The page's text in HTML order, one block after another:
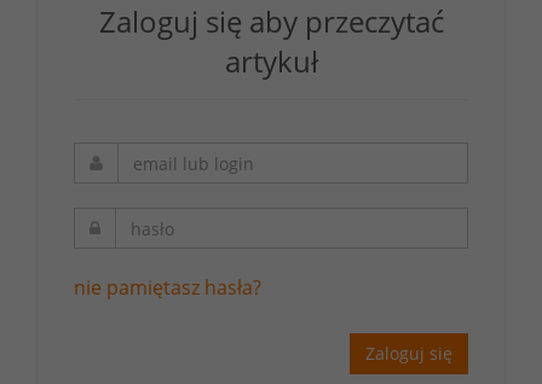
Zaloguj się aby przeczytać
artykuł
nie pamiętasz hasła?
Zaloguj się